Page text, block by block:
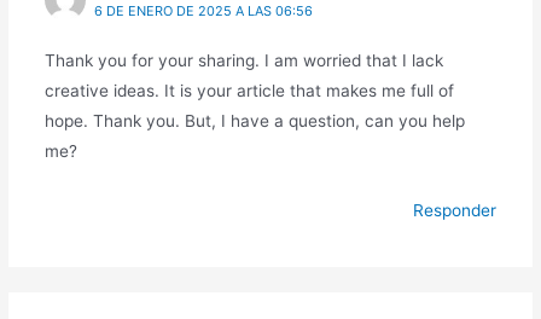
6 DE ENERO DE 2025 A LAS 06:56
Thank you for your sharing. I am worried that I lack
creative ideas. It is your article that makes me full of
hope. Thank you. But, I have a question, can you help
me?
Responder